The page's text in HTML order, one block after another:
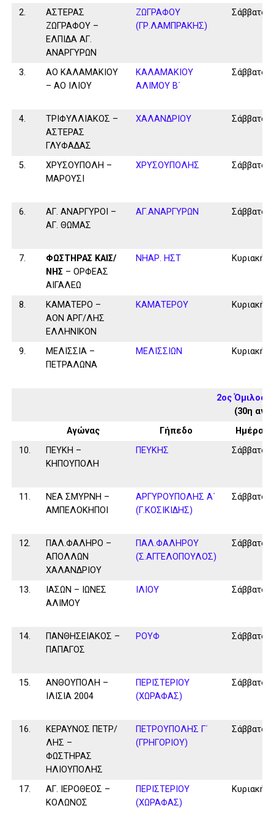
2.
ΑΣΤΕΡΑΣ
ΖΩΓΡΑΦΟΥ –
ΕΛΠΙΔΑ ΑΓ.
ΑΝΑΡΓΥΡΩΝ
ΖΩΓΡΑΦΟΥ
(ΓΡ.ΛΑΜΠΡΑΚΗΣ)
Σάββατο
3.
ΑΟ ΚΑΛΑΜΑΚΙΟΥ
– ΑΟ ΙΛΙΟΥ
ΚΑΛΑΜAKIOY
ΑΛΙΜΟΥ Β΄
Σάββατο
4.
ΤΡΙΦΥΛΛΙΑΚΟΣ –
ΑΣΤΕΡΑΣ
ΓΛΥΦΑΔΑΣ
ΧΑΛΑΝΔΡΙΟΥ Σάββατο
5.
ΧΡΥΣΟΥΠΟΛΗ –
ΜΑΡΟΥΣΙ
ΧΡΥΣΟΥΠΟΛΗΣ Σάββατο
6.
ΑΓ. ΑΝΑΡΓΥΡΟΙ –
ΑΓ. ΘΩΜΑΣ
ΑΓ.ΑΝΑΡΓΥΡΩΝ Σάββατο
7.
ΦΩΣΤΗΡΑΣ ΚΑΙΣ/
ΝΗΣ – ΟΡΦΕΑΣ
ΑΙΓΑΛΕΩ
ΝΗΑΡ. ΗΣΤ Κυριακή
8.
ΚΑΜΑΤΕΡΟ –
ΑΟΝ ΑΡΓ/ΛΗΣ
ΕΛΛΗΝΙΚΟΝ
ΚΑΜΑΤΕΡΟΥ Κυριακή
9.
ΜΕΛΙΣΣΙΑ –
ΠΕΤΡΑΛΩΝΑ
ΜΕΛΙΣΣΙΩΝ Κυριακή
2ος Όμιλος
(30η
Αγώνας
Γήπεδο
Ημέρα
10.
ΠΕΥΚΗ –
ΚΗΠΟΥΠΟΛΗ
ΠΕΥΚΗΣ Σάββατο
11.
ΝΕΑ ΣΜΥΡΝΗ –
ΑΜΠΕΛΟΚΗΠΟΙ
ΑΡΓΥΡΟΥΠΟΛΗΣ Α΄
(Γ.ΚΟΣΙΚΙΔΗΣ)
Σάββατο
12.
ΠΑΛ.ΦΑΛΗΡΟ –
ΑΠΟΛΛΩΝ
ΧΑΛΑΝΔΡΙΟΥ
ΠΑΛ.ΦΑΛΗΡΟΥ
(Σ.ΑΓΓΕΛΟΠΟΥΛΟΣ)
Σάββατο
13.
ΙΑΣΩΝ – ΙΩΝΕΣ
ΑΛΙΜΟΥ
ΙΛΙΟΥ Σάββατο
14.
ΠΑΝΘΗΣΕΙΑΚΟΣ –
ΠΑΠΑΓΟΣ
ΡΟΥΦ Σάββατο
15.
ΑΝΘΟΥΠΟΛΗ –
ΙΛΙΣΙΑ 2004
ΠΕΡΙΣΤΕΡΙΟΥ
(ΧΩΡΑΦΑΣ)
Σάββατο
16.
ΚΕΡΑΥΝΟΣ ΠΕΤΡ/
ΛΗΣ –
ΦΩΣΤΗΡΑΣ
ΗΛΙΟΥΠΟΛΗΣ
ΠΕΤΡΟΥΠΟΛΗΣ Γ΄
(ΓΡΗΓΟΡΙΟΥ)
Σάββατο
17.
ΑΓ. ΙΕΡΟΘΕΟΣ –
ΚΟΛΩΝΟΣ
ΠΕΡΙΣΤΕΡΙΟΥ
(ΧΩΡΑΦΑΣ)
Κυριακή